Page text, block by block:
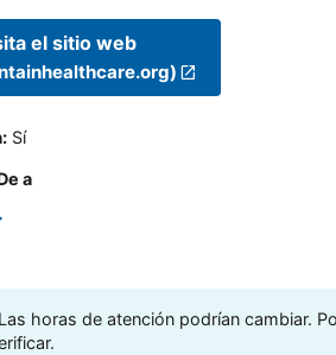
el sitio web
: Sí
a
Las horas de atención podrían cambiar.